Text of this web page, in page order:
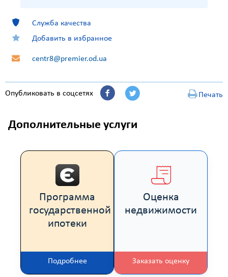
Служба качества
Добавить в избранное
centr8@premier.od.ua
Опубликовать в соцсетях Печать
Дополнительные услуги
Программа
государственной
ипотеки
Подробнее
Оценка
недвижимости
Заказать оценку